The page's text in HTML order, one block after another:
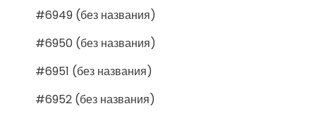
#6949 (без названия)
#6950 (без названия)
#6951 (без названия)
#6952 (без названия)